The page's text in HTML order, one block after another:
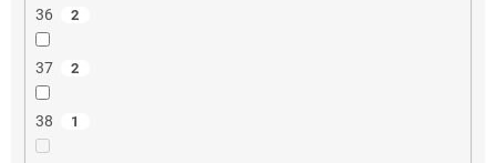
36 2
37 2
38 1